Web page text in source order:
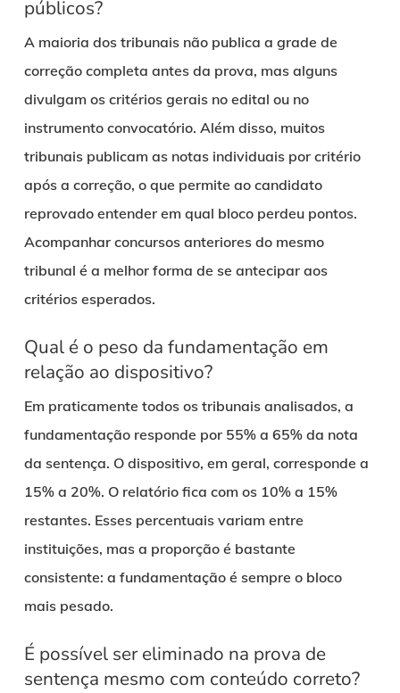
públicos?
A maioria dos tribunais não publica a grade de
correção completa antes da prova, mas alguns
divulgam os critérios gerais no edital ou no
instrumento convocatório. Além disso, muitos
tribunais publicam as notas individuais por critério
após a correção, o que permite ao candidato
reprovado entender em qual bloco perdeu pontos.
Acompanhar concursos anteriores do mesmo
tribunal é a melhor forma de se antecipar aos
critérios esperados.
Qual é o peso da fundamentação em
relação ao dispositivo?
Em praticamente todos os tribunais analisados, a
fundamentação responde por 55% a 65% da nota
da sentença. O dispositivo, em geral, corresponde a
15% a 20%. O relatório fica com os 10% a 15%
restantes. Esses percentuais variam entre
instituições, mas a proporção é bastante
consistente: a fundamentação é sempre o bloco
mais pesado.
É possível ser eliminado na prova de
sentença mesmo com conteúdo correto?